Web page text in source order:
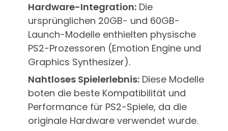
Hardware-Integration: Die
ursprünglichen 20GB- und 60GB-
Launch-Modelle enthielten physische
PS2-Prozessoren (Emotion Engine und
Graphics Synthesizer).
Nahtloses Spielerlebnis: Diese Modelle
boten die beste Kompatibilität und
Performance für PS2-Spiele, da die
originale Hardware verwendet wurde.